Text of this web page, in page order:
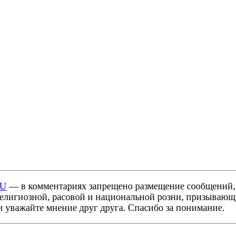
— в комментариях запрещено размещение
расовой и национальной розни,
уважайте мнение друг друга. Спасибо за понимание.